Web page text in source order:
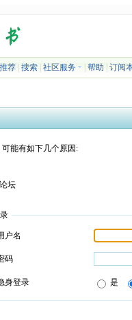
推荐| 搜索| 社区服务 帮助 订阅
能有如下几个原因:
坛
户名
码
身登录 是